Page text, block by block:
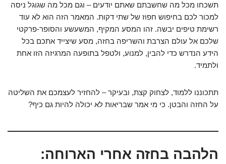
תשכחו מכל מה שחשבתם שאתם יודעים – וגם מכל מה שגוגל ניסה
למכור לכם בחיפוש חפוז של שתי דקות. המאמר הזה הוא לא עוד
רשימת טיפים יבשה. זהו המסע המקיף, המשעשע והסופר-פרקטי
שלכם אל עולם הצרבת והשריפה בחזה, מסע שיצייד אתכם בכל
הידע הנדרש כדי להבין, למנוע, ולטפל בתופעה המרגיזה הזו אחת
ולתמיד.
תתכוננו ללמוד, לצחוק קצת, ובעיקר – להחזיר לעצמכם את השליטה
על החזה והבטן. כי מי אמר שבריאות לא יכולה להיות גם כיף?
הלהבה בחזה אחרי הארוחה: